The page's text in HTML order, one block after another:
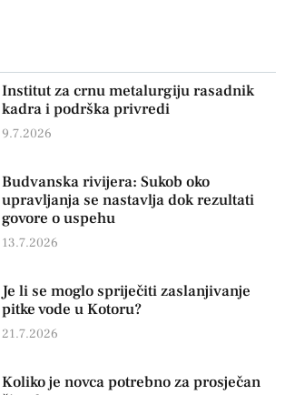
Institut za crnu metalurgiju rasadnik
kadra i podrška privredi
9.7.2026
Budvanska rivijera: Sukob oko
upravljanja se nastavlja dok rezultati
govore o uspehu
13.7.2026
Je li se moglo spriječiti zaslanjivanje
pitke vode u Kotoru?
21.7.2026
Koliko je novca potrebno za prosječan